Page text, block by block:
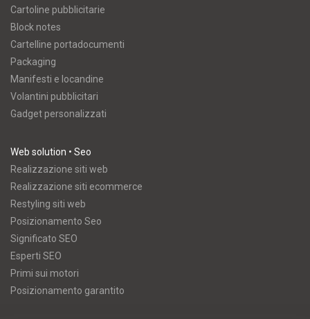
Cartoline pubblicitarie
Block notes
Cartelline portadocumenti
Packaging
Manifesti e locandine
Volantini pubblicitari
Gadget personalizzati
Web solution • Seo
Realizzazione siti web
Realizzazione siti ecommerce
Restyling siti web
Posizionamento Seo
Significato SEO
Esperti SEO
Primi sui motori
Posizionamento garantito